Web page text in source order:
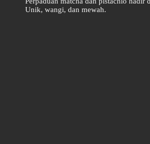
Unik, wangi, dan mewah.